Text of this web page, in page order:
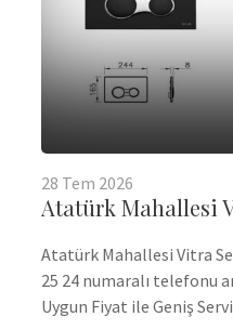
28 Tem 2026
Atatürk Mahallesi
Atatürk Mahallesi Vitra
25 24 numaralı telefonu
Uygun Fiyat ile Geniş